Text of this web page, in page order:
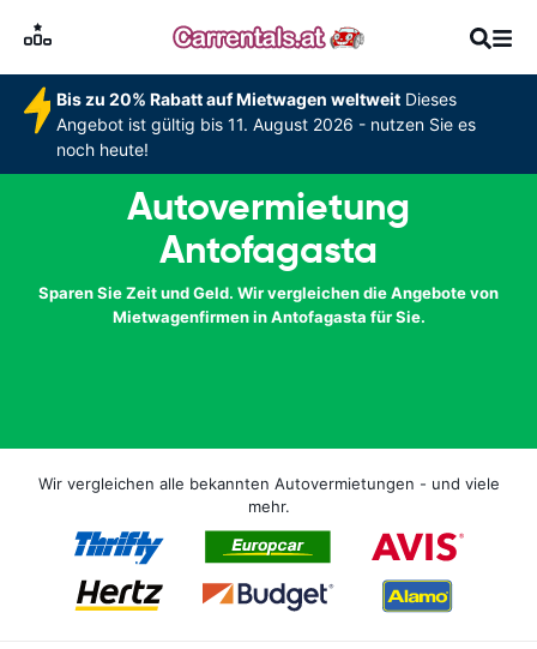
Bis zu 20% Rabatt auf Mietwagen weltweitDieses
Angebot ist gültig bis 11. August 2026 - nutzen Sie es
noch heute!
Autovermietung
Antofagasta
Sparen Sie Zeit und Geld. Wir vergleichen die Angebote von
Mietwagenfirmen in Antofagasta für Sie.
Wir vergleichen alle bekannten Autovermietungen - und viele
mehr.